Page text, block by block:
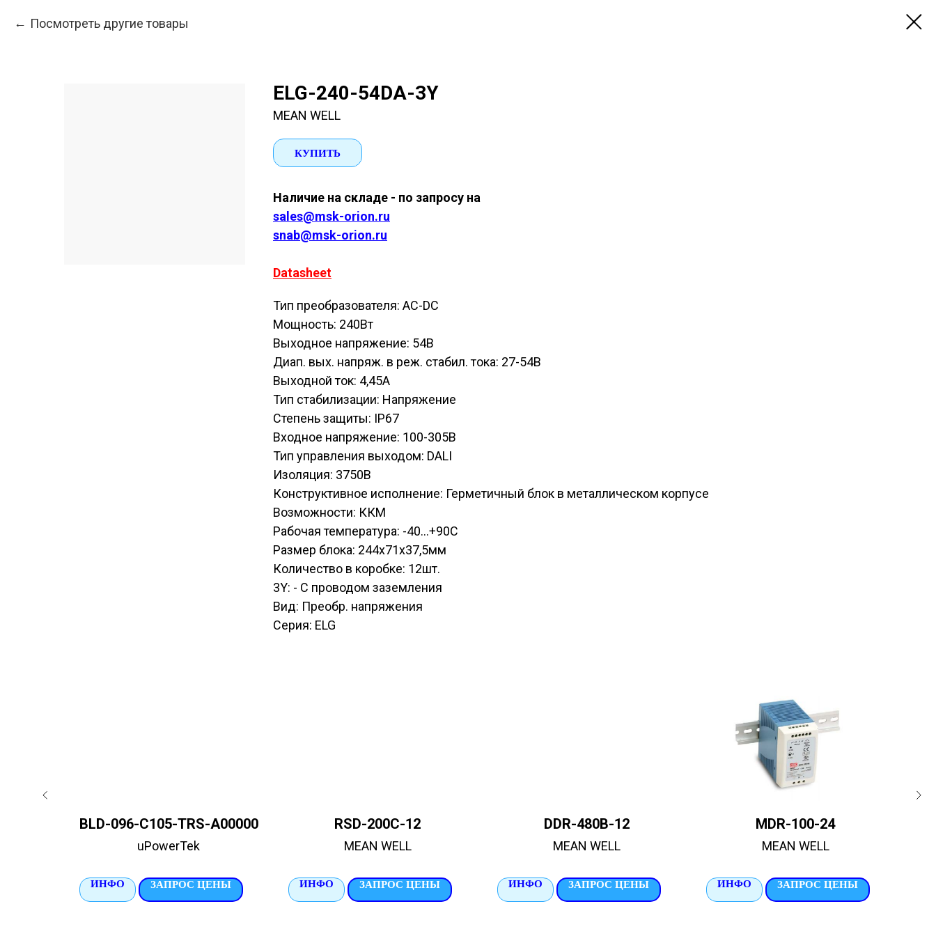
Посмотреть другие товары
ELG-240-54DA-3Y
MEAN WELL
КУПИТЬ
Наличие на складе - по запросу на
sales@msk-orion.ru
snab@msk-orion.ru
Datasheet
Тип преобразователя: AC-DC
Мощность: 240Вт
Выходное напряжение: 54В
Диап. вых. напряж. в реж. стабил. тока: 27-54В
Выходной ток: 4,45А
Тип стабилизации: Напряжение
Степень защиты: IP67
Входное напряжение: 100-305В
Тип управления выходом: DALI
Изоляция: 3750В
Конструктивное исполнение: Герметичный блок в металлическом корпусе
Возможности: ККМ
Рабочая температура: -40...+90С
Размер блока: 244х71х37,5мм
Количество в коробке: 12шт.
3Y: - C проводом заземления
Вид: Преобр. напряжения
Серия: ELG
BLD-096-C105-TRS-A00000
uPowerTek
ИНФО ЗАПРОС ЦЕНЫ
RSD-200C-12
MEAN WELL
ИНФО ЗАПРОС ЦЕНЫ
DDR-480B-12
MEAN WELL
ИНФО ЗАПРОС ЦЕНЫ
MDR-100-24
MEAN WELL
ИНФО ЗАПРОС ЦЕНЫ